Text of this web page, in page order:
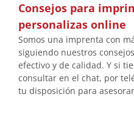
Consejos para
personalizas online
Somos una imprenta con
siguiendo nuestros
efectivo y de calidad. Y si
consultar en el chat, por
tu disposición para